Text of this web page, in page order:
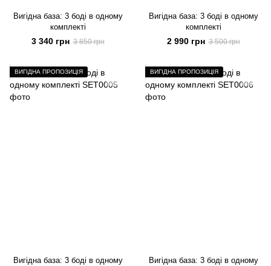
Вигідна база: 3 боді в одному
комплекті
3 340 грн 3 850 грн
Вигідна база: 3 боді в одному
комплекті
2 990 грн 3 500 грн
ВИГІДНА ПРОПОЗИЦІЯ
Вигідна база: 3 боді в одному
ВИГІДНА ПРОПОЗИЦІЯ
Вигідна база: 3 боді в одному